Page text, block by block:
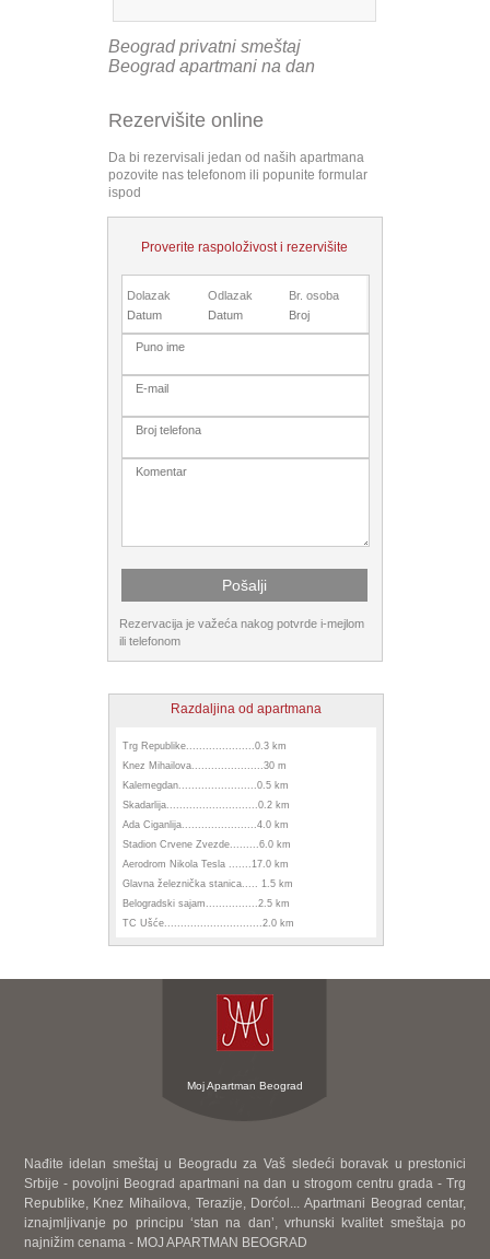
Beograd privatni smeštaj
Beograd apartmani na dan
Rezervišite online
Da bi rezervisali jedan od naših apartmana
pozovite nas telefonom ili popunite formular
ispod
Proverite raspoloživost i rezervišite
Dolazak Odlazak Br. osoba
Rezervacija je važeća nakog potvrde i-mejlom
ili telefonom
Razdaljina od apartmana
Trg Republike.....................0.3 km
Knez Mihailova......................30 m
Kalemegdan........................0.5 km
Skadarlija............................0.2 km
Ada Ciganlija.......................4.0 km
Stadion Crvene Zvezde.........6.0 km
Aerodrom Nikola Tesla .......17.0 km
Glavna železnička stanica..... 1.5 km
Belogradski sajam................2.5 km
TC Ušće..............................2.0 km
Moj Apartman Beograd
Nađite idelan smeštaj u Beogradu za Vaš sledeći boravak u prestonici
Srbije - povoljni Beograd apartmani na dan u strogom centru grada - Trg
Republike, Knez Mihailova, Terazije, Dorćol... Apartmani Beograd centar,
iznajmljivanje po principu ‘stan na dan’, vrhunski kvalitet smeštaja po
najnižim cenama - MOJ APARTMAN BEOGRAD